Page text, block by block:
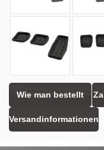
Wie man bestellt
Versandinformationen